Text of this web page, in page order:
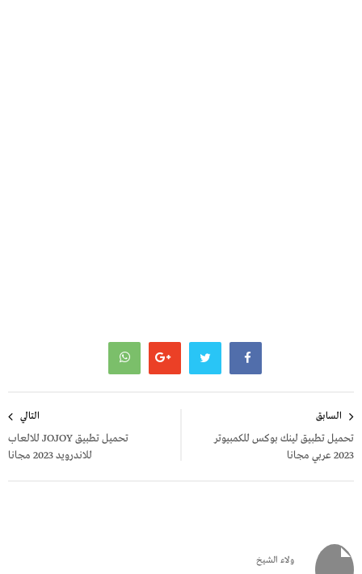
المقالات
السابق
تحميل تطبيق لينك بوكس للكمبيوتر
2023 عربي مجانا
التالي
تحميل تطبيق JOJOY للالعاب
للاندرويد 2023 مجانا
ولاء الشيخ